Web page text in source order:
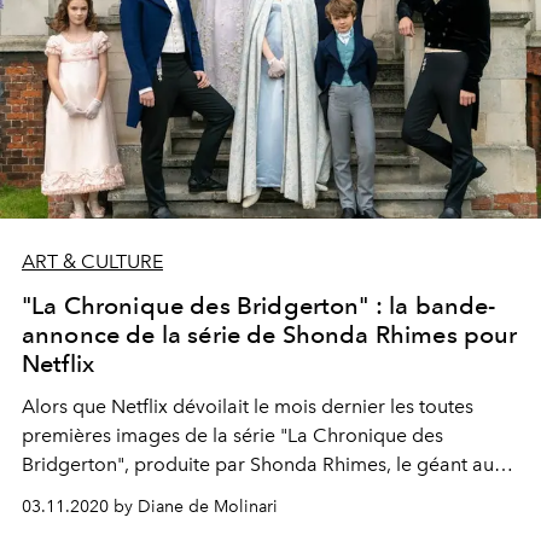
ART & CULTURE
"La Chronique des Bridgerton" : la bande-
annonce de la série de Shonda Rhimes pour
Netflix
Alors que Netflix dévoilait le mois dernier les toutes
premières images de la série "La Chronique des
Bridgerton", produite par Shonda Rhimes, le géant au
abonnés en diffusant sa première bande-annonce. Une
03.11.2020 by Diane de Molinari